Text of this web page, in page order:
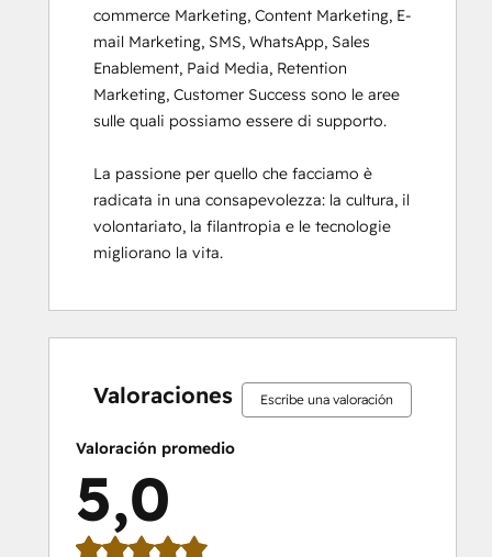
commerce Marketing, Content Marketing, E-
mail Marketing, SMS, WhatsApp, Sales
Enablement, Paid Media, Retention
Marketing, Customer Success sono le aree
sulle quali possiamo essere di supporto.
La passione per quello che facciamo è
radicata in una consapevolezza: la cultura, il
volontariato, la filantropia e le tecnologie
migliorano la vita.
Valoraciones Escribe una valoración
Valoración promedio
5,0